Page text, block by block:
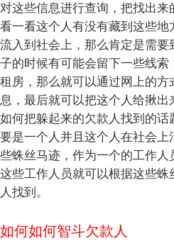
对这些信息进行查询，把找出来
看一看这个人有没有藏到这些
流入到社会上，那么肯定是需
子的时候有可能会留下一些线
租房，那么就可以通过网上的
息，最后就可以把这个人给揪出
如何把躲起来的欠款人找到的话
要是一个人并且这个人在社会
些蛛丝马迹，作为一个的工作人
这些工作人员就可以根据这些
人找到。
如何如何智斗欠款人